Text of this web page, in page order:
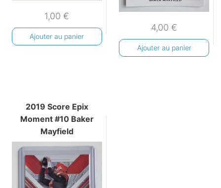
1,00€
Ajouter au panier
4,00€
Ajouter au panier
2019 Score Epix
Moment #10 Baker
Mayfield